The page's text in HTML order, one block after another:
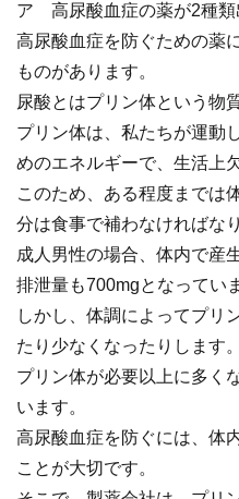
ア 高尿酸血症の薬が2種類
高尿酸血症を防ぐための薬
ものがあります。
尿酸とはプリン体という物
プリン体は、私たちが運動
めのエネルギーで、生活上
このため、ある程度までは
分は食事で補わなければな
成人男性の場合、体内で産
排泄量も700mgとなってい
しかし、体調によってプリ
たり少なくなったりします。
プリン体が必要以上に多く
います。
高尿酸血症を防ぐには、体
ことが大切です。